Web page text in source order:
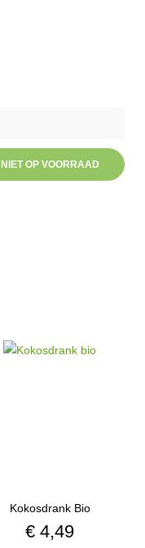
NIET OP VOORRAAD
Kokosdrank Bio
Prijs
€ 4,49